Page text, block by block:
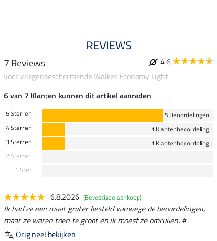
REVIEWS
7 Reviews
4.6
voor vliegenbeschermende Walker Economy Light
6 van 7 Klanten kunnen dit artikel aanraden
5 Sterren
5 Beoordelingen
4 Sterren
1 Klantenbeoordeling
3 Sterren
1 Klantenbeoordeling
2 Sterren
1 Ster
6.8.2026 (Bevestigde aankoop)
Ik had ze een maat groter besteld vanwege de beoordelingen,
maar ze waren toen te groot en ik moest ze omruilen. #
Origineel bekijken